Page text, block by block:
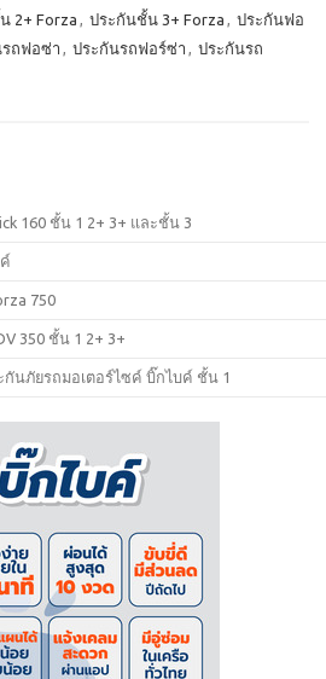
2+ Forza , ประกันชั้น 3+ Forza , ประกันฟอ
ถฟอซ่า , ประกันรถฟอร์ซ่า , ประกันรถ
160 ชั้น 1 2+ 3+ และชั้น 3
750
350 ชั้น 1 2+ 3+
นภัยรถมอเตอร์ไซค์ บิ๊กไบค์ ชั้น 1